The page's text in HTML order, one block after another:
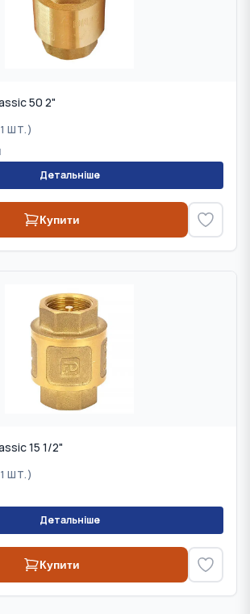
50 2"
ШТ.)
Детальніше
Купити
15 1/2"
ШТ.)
Детальніше
Купити